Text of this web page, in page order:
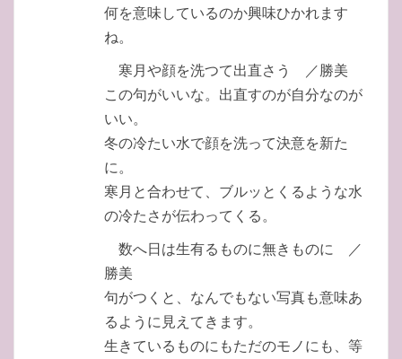
何を意味しているのか興味ひかれます
ね。
寒月や顔を洗つて出直さう ／勝美
この句がいいな。出直すのが自分なのが
いい。
冬の冷たい水で顔を洗って決意を新た
に。
寒月と合わせて、ブルッとくるような水
の冷たさが伝わってくる。
数へ日は生有るものに無きものに ／
勝美
句がつくと、なんでもない写真も意味あ
るように見えてきます。
生きているものにもただのモノにも、等